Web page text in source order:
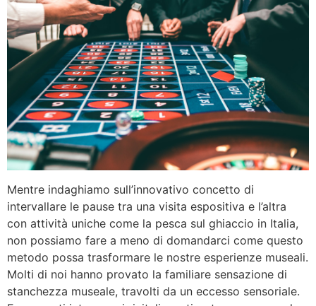
Mentre indaghiamo sull’innovativo concetto di
intervallare le pause tra una visita espositiva e l’altra
con attività uniche come la pesca sul ghiaccio in Italia,
non possiamo fare a meno di domandarci come questo
metodo possa trasformare le nostre esperienze museali.
Molti di noi hanno provato la familiare sensazione di
stanchezza museale, travolti da un eccesso sensoriale.